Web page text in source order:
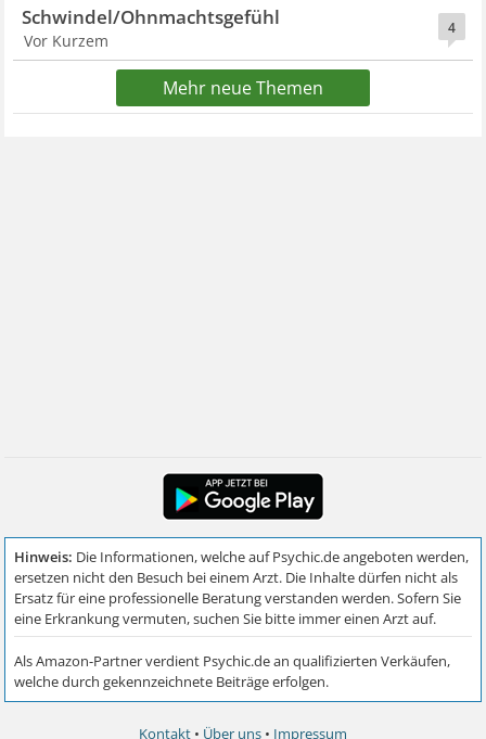
4
Schwindel/Ohnmachtsgefühl
Vor Kurzem
Mehr neue Themen
Kontakt • Über uns • Impressum